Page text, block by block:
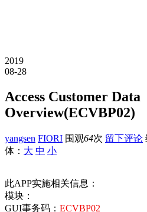
2019
08-28
Access Customer Data
Overview(ECVBP02)
yangsen FIORI 围观64次 留下评论
体： 大 中 小
此APP实施相关信息：
模块：
GUI事务码： ECVBP02